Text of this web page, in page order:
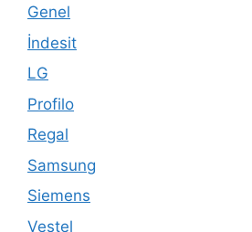
Genel
İndesit
LG
Profilo
Regal
Samsung
Siemens
Vestel